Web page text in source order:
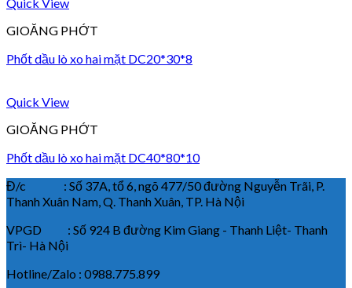
GIOĂNG PHỚT
Phốt dầu lò xo hai mặt DC20*30*8
Quick View
GIOĂNG PHỚT
Phốt dầu lò xo hai mặt DC40*80*10
Đ/c : Số 37A, tổ 6, ngõ 477/50 đường Nguyễn Trãi, P.
Thanh Xuân Nam, Q. Thanh Xuân, TP. Hà Nội
VPGD : Số 924 B đường Kim Giang - Thanh Liệt- Thanh
Trì- Hà Nội
Hotline/Zalo : 0988.775.899